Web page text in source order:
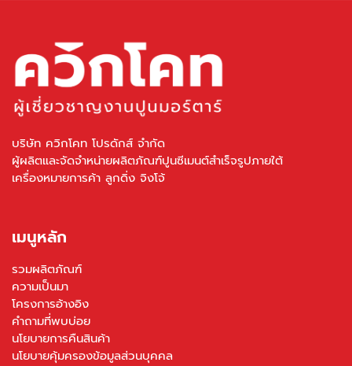
บริษัท ควิกโคท โปรดักส์ จำกัด
ผู้ผลิตและจัดจำหน่ายผลิตภัณฑ์ปูนซีเมนต์สำเร็จรูปภายใต้
เครื่องหมายการค้า ลูกดิ่ง จิงโจ้
เมนูหลัก
รวมผลิตภัณฑ์
ความเป็นมา
โครงการอ้างอิง
คำถามที่พบบ่อย
นโยบายการคืนสินค้า
นโยบายคุ้มครองข้อมูลส่วนบุคคล